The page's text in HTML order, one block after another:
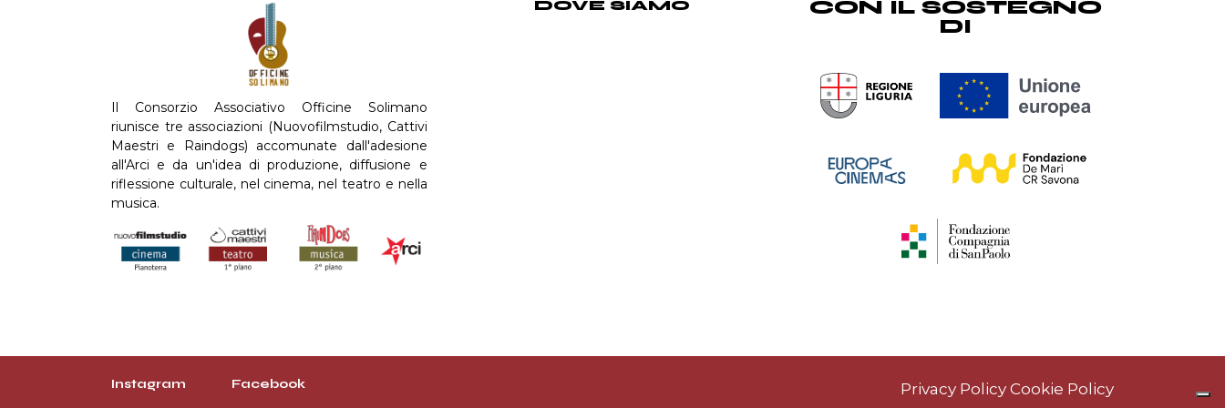
Il Consorzio Associativo Officine Solimano
riunisce tre associazioni (Nuovofilmstudio, Cattivi
Maestri e Raindogs) accomunate dall'adesione
all'Arci e da un'idea di produzione, diffusione e
riflessione culturale, nel cinema, nel teatro e nella
musica.
DOVE SIAMO
CON IL SOSTEGNO
DI
Instagram Facebook Privacy Policy Cookie Policy